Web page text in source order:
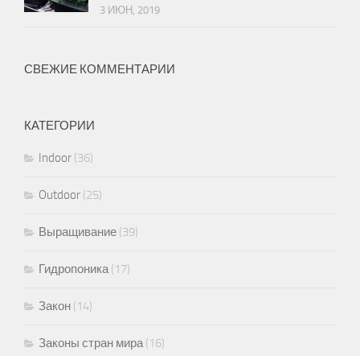
3 ИЮН, 2019
СВЕЖИЕ КОММЕНТАРИИ
КАТЕГОРИИ
Indoor (36)
Outdoor (25)
Выращивание (39)
Гидропоника(17)
Закон (14)
Законы стран мира(16)